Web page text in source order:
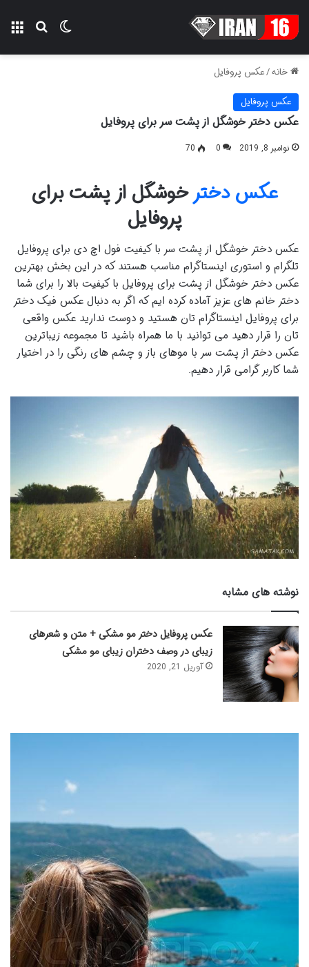
تغییر پوسته
خانه/عکس پروفایل
عکس پروفایل
عکس دختر خوشگل از پشت سر برای پروفایل
نوامبر 8, 2019 0
70
عکس دخترخوشگل از پشت برای
پروفایل
عکس دختر خوشگل از پشت سر با کیفیت فول اچ دی برای پروفایل
تلگرام و استوری اینستاگرام مناسب هستند که در این بخش بهترین
عکس دختر خوشگل از پشت برای پروفایل با کیفیت بالا را برای شما
دختر خانم های عزیز آماده کرده ایم که اگر به دنبال عکس فیک دختر
برای پروفایل اینستاگرام تان هستید و دوست ندارید عکس واقعی
تان را قرار دهید می توانید با ما همراه باشید تا مجموعه زیباترین
عکس دختر از پشت سر با موهای باز و چشم های رنگی را در اختیار
شما کاربر گرامی قرار دهیم.
نوشته های مشابه
عکس پروفایل دختر مو مشکی + متن و شعرهای
زیبای در وصف دختران زیبای مو مشکی
آوریل 21, 2020